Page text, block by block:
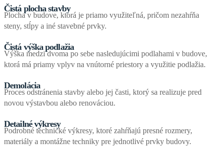
Čistá plocha stavby
Plocha v budove, ktorá je priamo využiteľná, pričom nezahŕňa
steny, stĺpy a iné stavebné prvky.
Čistá výška podlažia
Výška medzi dvoma po sebe nasledujúcimi podlahami v budove,
ktorá má priamy vplyv na vnútorné priestory a využitie podlažia.
Demolácia
Proces odstránenia stavby alebo jej časti, ktorý sa realizuje pred
novou výstavbou alebo renováciou.
Detailné výkresy
Podrobné technické výkresy, ktoré zahŕňajú presné rozmery,
materiály a montážne techniky pre jednotlivé prvky budovy.